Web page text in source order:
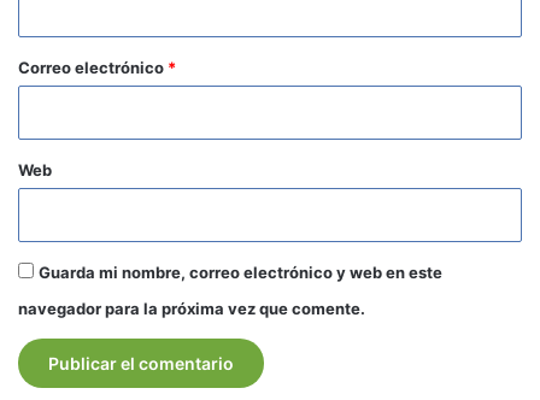
o
*
Correo electrónico *
Web
Guarda mi nombre, correo electrónico y web en este
navegador para la próxima vez que comente.